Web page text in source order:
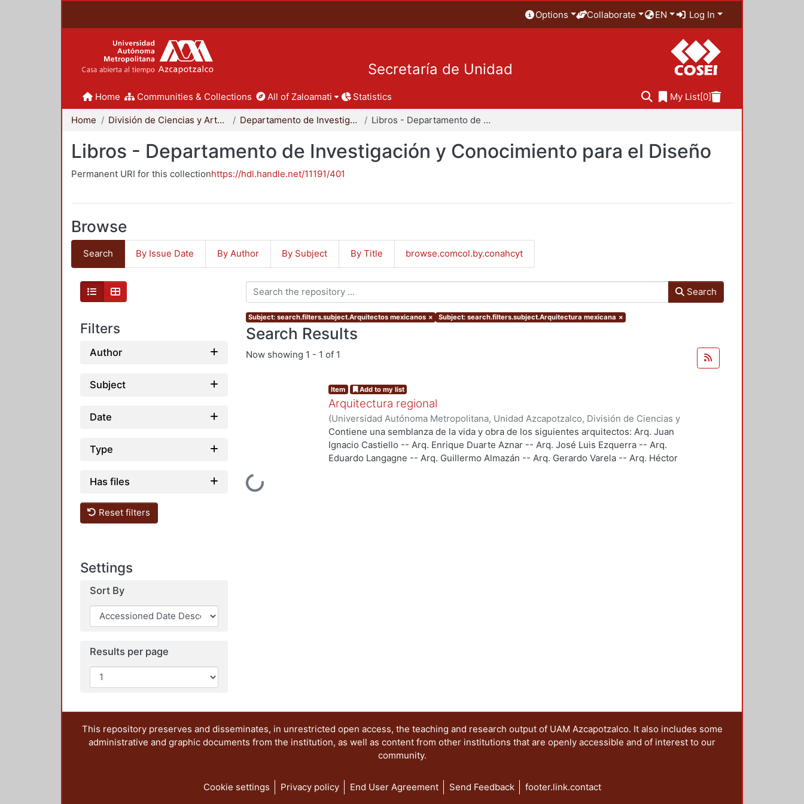
Options Collaborate EN Log In
Secretaría de Unidad
Home Communities & Collections All of Zaloamati Statistics My List[0]
Home División de Ciencias y Artes para el Diseño Departamento de Investigación y Conocimiento para el Diseño Libros - Departamento de Investigación y Conocimiento para el Diseño
Libros - Departamento de Investigación y Conocimiento para el Diseño
Permanent URI for this collectionhttps://hdl.handle.net/11191/401
Browse
Search By Issue Date By Author By Subject By Title browse.comcol.by.conahcyt
Filters
Author
Subject
Date
Type
Has files
Reset filters
Settings
Sort By
Results per page
Search
Subject: search.filters.subject.Arquitectos mexicanos × Subject: search.filters.subject.Arquitectura mexicana ×
Search Results
Now showing 1 - 1 of 1
Loading...
Item Add to my list
Arquitectura regional
(Universidad Autónoma Metropolitana, Unidad Azcapotzalco, División de Ciencias y
Artes para el Diseño, Departamento de Investigación y Conocimiento para el
Diseño,2012)Langagne Ortega, Eduardo
Contiene una semblanza de la vida y obra de los siguientes arquitectos: Arq. Juan
Ignacio Castiello -- Arq. Enrique Duarte Aznar -- Arq. José Luis Ezquerra -- Arq.
Eduardo Langagne -- Arq. Guillermo Almazán -- Arq. Gerardo Varela -- Arq. Héctor
This repository preserves and disseminates, in unrestricted open access, the teaching and research output of UAM Azcapotzalco. It also includes some
administrative and graphic documents from the institution, as well as content from other institutions that are openly accessible and of interest to our
community.
Cookie settings Privacy policy End User Agreement Send Feedback footer.link.contact